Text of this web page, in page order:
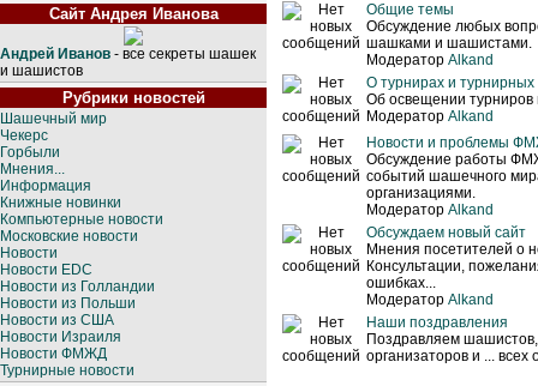
Сайт Андрея Иванова
Андрей Иванов - все секреты шашек
и шашистов
Рубрики новостей
Шашечный мир
Чекерс
Горбыли
Мнения...
Информация
Книжные новинки
Компьютерные новости
Московские новости
Новости
Новости EDC
Новости из Голландии
Новости из Польши
Новости из США
Новости Израиля
Новости ФМЖД
Турнирные новости
Общие темы
Обсуждение любых
шашками и шашистами.
Модератор Alkand
О турнирах и турнирных
Об освещении турниров
Модератор Alkand
Новости и проблемы
Обсуждение работы
событий шашечного
организациями.
Модератор Alkand
Обсуждаем новый сайт
Мнения посетителей о
Консультации,
ошибках...
Модератор Alkand
Наши поздравления
Поздравляем
организаторов и ... всех